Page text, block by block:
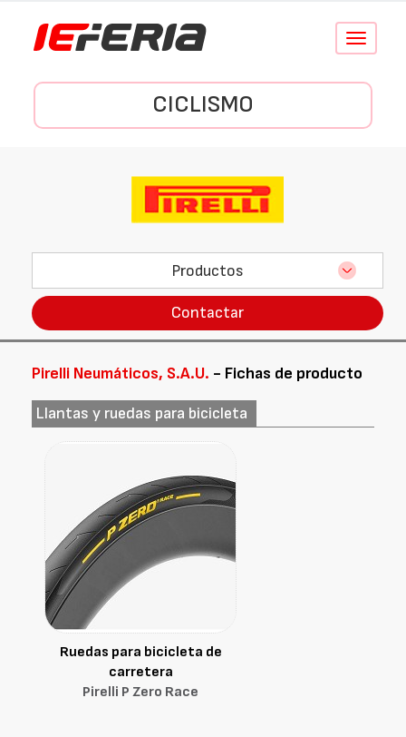
Conmutar
CICLISMO
Productos
Contactar
Pirelli Neumáticos, S.A.U. - Fichas de producto
Llantas y ruedas para bicicleta
Ruedas para bicicleta de
carretera
Pirelli P Zero Race